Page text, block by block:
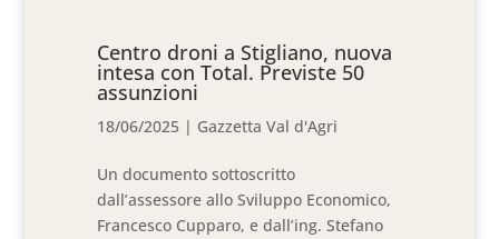
Centro droni a Stigliano, nuova
intesa con Total. Previste 50
assunzioni
18/06/2025 | Gazzetta Val d'Agri
Un documento sottoscritto
dall’assessore allo Sviluppo Economico,
Francesco Cupparo, e dall’ing. Stefano